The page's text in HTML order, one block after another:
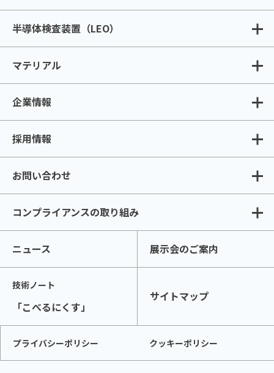
半導体検査装置（LEO）
マテリアル
企業情報
採用情報
お問い合わせ
コンプライアンスの取り組み
ニュース 展示会のご案内
技術ノート
「こべるにくす」
サイトマップ
プライバシーポリシー クッキーポリシー